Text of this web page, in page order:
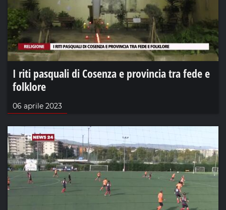
I riti pasquali di Cosenza e provincia tra fede e
folklore
06 aprile 2023